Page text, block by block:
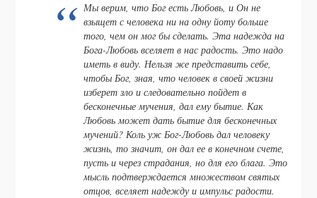
Мы верим, что Бог есть Любовь, и Он не
взыщет с человека ни на одну йоту больше
того, чем он мог бы сделать. Эта надежда на
Бога-Любовь вселяет в нас радость. Это надо
иметь в виду. Нельзя же представить себе,
чтобы Бог, зная, что человек в своей жизни
изберет зло и следовательно пойдет в
бесконечные мучения, дал ему бытие. Как
Любовь может дать бытие для бесконечных
мучений? Коль уж Бог-Любовь дал человеку
жизнь, то значит, он дал ее в конечном счете,
пусть и через страдания, но для его блага. Это
мысль подтверждается множеством святых
отцов, вселяет надежду и импульс радости.